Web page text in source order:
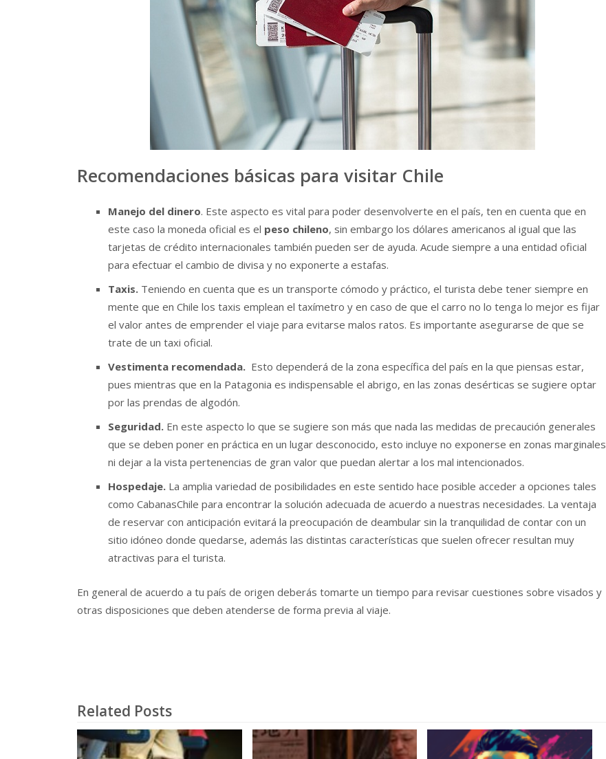
Recomendaciones básicas para visitar Chile
Manejo del dinero. Este aspecto es vital para poder desenvolverte en el país, ten en cuenta que en
este caso la moneda oficial es el peso chileno, sin embargo los dólares americanos al igual que las
tarjetas de crédito internacionales también pueden ser de ayuda. Acude siempre a una entidad oficial
para efectuar el cambio de divisa y no exponerte a estafas.
Taxis. Teniendo en cuenta que es un transporte cómodo y práctico, el turista debe tener siempre en
mente que en Chile los taxis emplean el taxímetro y en caso de que el carro no lo tenga lo mejor es fijar
el valor antes de emprender el viaje para evitarse malos ratos. Es importante asegurarse de que se
trate de un taxi oficial.
Vestimenta recomendada. Esto dependerá de la zona específica del país en la que piensas estar,
pues mientras que en la Patagonia es indispensable el abrigo, en las zonas desérticas se sugiere optar
por las prendas de algodón.
Seguridad. En este aspecto lo que se sugiere son más que nada las medidas de precaución generales
que se deben poner en práctica en un lugar desconocido, esto incluye no exponerse en zonas marginales
ni dejar a la vista pertenencias de gran valor que puedan alertar a los mal intencionados.
Hospedaje. La amplia variedad de posibilidades en este sentido hace posible acceder a opciones tales
como CabanasChile para encontrar la solución adecuada de acuerdo a nuestras necesidades. La ventaja
de reservar con anticipación evitará la preocupación de deambular sin la tranquilidad de contar con un
sitio idóneo donde quedarse, además las distintas características que suelen ofrecer resultan muy
atractivas para el turista.
En general de acuerdo a tu país de origen deberás tomarte un tiempo para revisar cuestiones sobre visados y
otras disposiciones que deben atenderse de forma previa al viaje.
Related Posts